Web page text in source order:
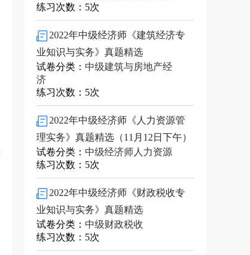
练习次数：5次
2022年中级经济师《建筑经济专
业知识与实务》真题精选
试卷分类： 中级建筑与房地产经
济
练习次数：5次
2022年中级经济师《人力资源管
理实务》真题精选（11月12日下午）
试卷分类： 中级经济师人力资源
练习次数：5次
2022年中级经济师《财政税收专
业知识与实务》真题精选
试卷分类： 中级财政税收
练习次数：5次